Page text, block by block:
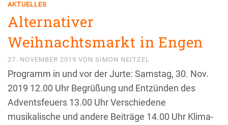
AKTUELLES
Alternativer
Weihnachtsmarkt in Engen
27. NOVEMBER 2019 VON SIMON NEITZEL
Programm in und vor der Jurte: Samstag, 30. Nov.
2019 12.00 Uhr Begrüßung und Entzünden des
Adventsfeuers 13.00 Uhr Verschiedene
musikalische und andere Beiträge 14.00 Uhr Klima-